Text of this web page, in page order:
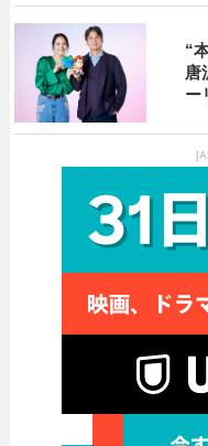
“
唐
ー